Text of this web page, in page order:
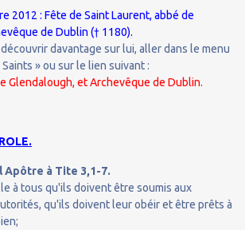
2012 : Fête de Saint Laurent, abbé de
de Dublin († 1180).
davantage sur lui, aller dans le menu
» ou sur le lien suivant :
Glendalough, et Archevêque de Dublin.
Apôtre à Tite 3,1-7.
à tous qu'ils doivent être soumis aux
qu'ils doivent leur obéir et être prêts à